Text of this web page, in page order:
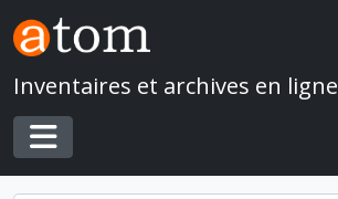
Skip to main content
Inventaires et archives en ligne
Toggle navigation